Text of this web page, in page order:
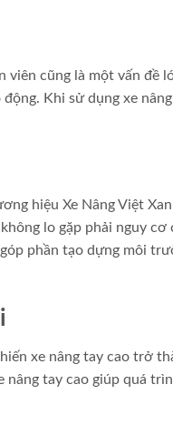
viên cũng là một vấn đề
Khi sử dụng xe
hiệu Xe Nâng Việt
lo gặp phải nguy
phần tạo dựng môi
xe nâng tay cao trở
tay cao giúp quá